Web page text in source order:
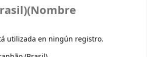
utilizada en ningún registro.